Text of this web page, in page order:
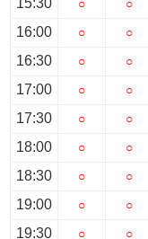
15:30
16:00
16:30
17:00
17:30
18:00
18:30
19:00
19:30
○
○
○
○
○
○
○
○
○
○
○
○
○
○
○
○
○
○